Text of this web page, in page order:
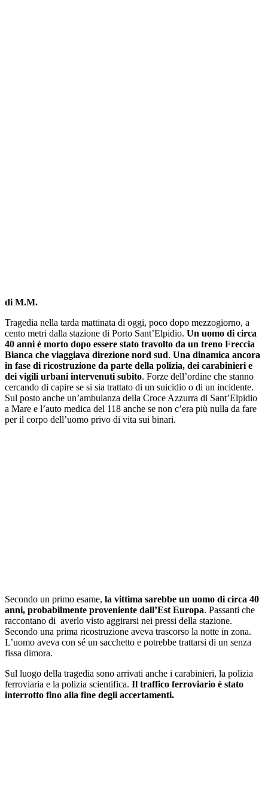
di M.M.
Tragedia nella tarda mattinata di oggi, poco dopo mezzogiorno, a
cento metri dalla stazione di Porto Sant’Elpidio. Un uomo di circa
40 anni è morto dopo essere stato travolto da un treno Freccia
Bianca che viaggiava direzione nord sud. Una dinamica ancora
in fase di ricostruzione da parte della polizia, dei carabinieri e
dei vigili urbani intervenuti subito. Forze dell’ordine che stanno
cercando di capire se si sia trattato di un suicidio o di un incidente.
Sul posto anche un’ambulanza della Croce Azzurra di Sant’Elpidio
a Mare e l’auto medica del 118 anche se non c’era più nulla da fare
per il corpo dell’uomo privo di vita sui binari.
Secondo un primo esame, la vittima sarebbe un uomo di circa 40
anni, probabilmente proveniente dall’Est Europa. Passanti che
raccontano di averlo visto aggirarsi nei pressi della stazione.
Secondo una prima ricostruzione aveva trascorso la notte in zona.
L’uomo aveva con sé un sacchetto e potrebbe trattarsi di un senza
fissa dimora.
Sul luogo della tragedia sono arrivati anche i carabinieri, la polizia
ferroviaria e la polizia scientifica. Il traffico ferroviario è stato
interrotto fino alla fine degli accertamenti.